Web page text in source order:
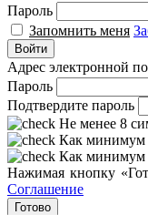
Пароль
Запомнить меня
Войти
Адрес электронной
Пароль
Подтвердите пароль
Не менее 8
Как минимум
Как минимум
Нажимая кнопку
Соглашение
Готово